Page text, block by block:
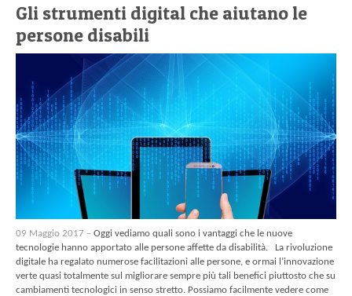
Gli strumenti digital che aiutano le
persone disabili
09 Maggio 2017 – Oggi vediamo quali sono i vantaggi che le nuove
tecnologie hanno apportato alle persone affette da disabilità. La rivoluzione
digitale ha regalato numerose facilitazioni alle persone, e ormai l’innovazione
verte quasi totalmente sul migliorare sempre più tali benefici piuttosto che su
cambiamenti tecnologici in senso stretto. Possiamo facilmente vedere come